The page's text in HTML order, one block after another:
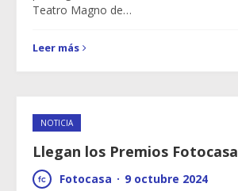
Teatro Magno de…
Leer más
NOTICIA
Llegan los Premios
Fotocasa · 9 octubre 2024